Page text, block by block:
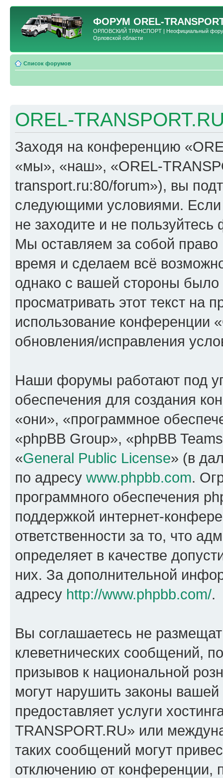
ФОРУМ OREL-
ОРЛОВСКИЙ ТРАНСПОРТ | Неофициальный форум
Орловской области
Список форумов
OREL-
Заходя на конференцию
«мы», «наш», «OREL-
transport.ru:80/forum»), вы
следующими условиями.
не заходите и не
Мы оставляем за собой
время и сделаем всё
однако с вашей стороны
просматривать этот текст на
использование конференции
обновления/исправления
Наши форумы работают под
обеспечения для создания
«они», «программное
«phpBB Group», «phpBB
«General Public License» (в
по адресу www.phpbb.com.
программного обеспечения
поддержкой интернет-
ответственности за то, что
определяет в качестве
них. За дополнительной
адресу http://www.phpbb.com/.
Вы соглашаетесь не
клеветнических сообщений,
призывов к национальной
могут нарушить законы
предоставляет услуги
TRANSPORT.RU» или
таких сообщений могут
отключению от конференции,